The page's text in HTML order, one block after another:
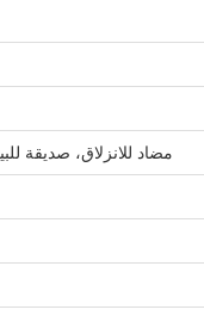
مضاد للانزلاق، صديقة